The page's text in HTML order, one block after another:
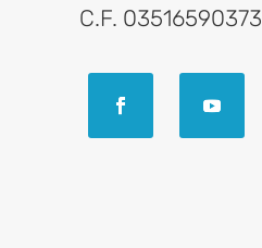
C.F. 03516590373